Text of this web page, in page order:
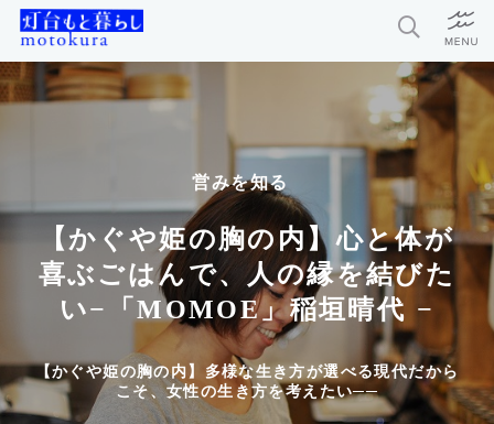
営みを知る
【かぐや姫の胸の内】心と体が
喜ぶごはんで、人の縁を結びた
い−「MOMOE」稲垣晴代 −
【かぐや姫の胸の内】多様な生き方が選べる現代だから
こそ、女性の生き方を考えたい──
新着記事
今月の編集部おすすめ
探求者
灯台もと暮らしとは？
お問い合わせ